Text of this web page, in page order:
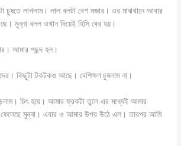
চুষতে লাগলাম। লাল বলটা বেশ মজার। ওর মাঝখানে আবার
মুন্না বলল ওখান দিয়েই হিসি বের হয়।
আমার পছন্দ হল।
কিছুটা টকটকও আছে। বেশিক্ষণ চুষলাম না।
চিৎ হয়ে। আমার ফ্রকটা তুলে এর মধ্যেই আমার
ফেলেছে মুন্না। এবার ও আমার উপর উঠে এল। তারপর আমি